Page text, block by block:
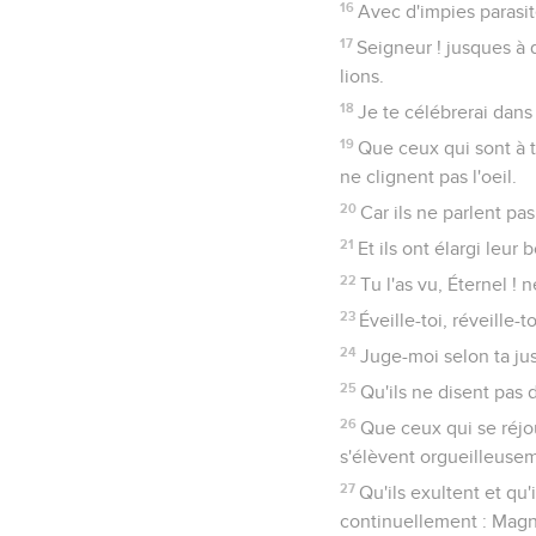
16 Avec d'impies
17 Seigneur ! jusques à
lions.
18 Je te célébrerai
19 Que ceux qui sont à
ne clignent pas l'oeil.
20 Car ils ne parlent
21 Et ils ont élargi leur
22 Tu l'as vu, Éternel !
23 Éveille-toi, réveille-
24 Juge-moi selon ta
25 Qu'ils ne disent pas
26 Que ceux qui se
s'élèvent
27 Qu'ils exultent et
continuellement :